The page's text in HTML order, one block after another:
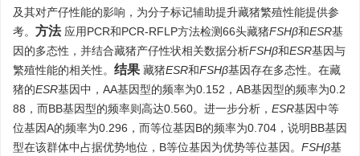
及其对产仔性能的影响，为分子标记辅助提升藏猪繁殖性能提供参
考。 方法 应用PCR和PCR-RFLP方法检测66头藏猪FSHβ和ESR基
因的多态性，并结合藏猪产仔性状相关数据分析FSHβ和ESR基因与
繁殖性能的相关性。 结果 藏猪ESR和FSHβ基因存在多态性。在藏
猪的ESR基因中，AA基因型的频率为0.152，AB基因型的频率为0.2
88，而BB基因型的频率则高达0.560。进一步分析， ESR基因中等
位基因A的频率为0.296，而等位基因B的频率为0.704，说明BB基因
型在该群体中占据优势地位，B等位基因为优势等位基因。 FSHβ基